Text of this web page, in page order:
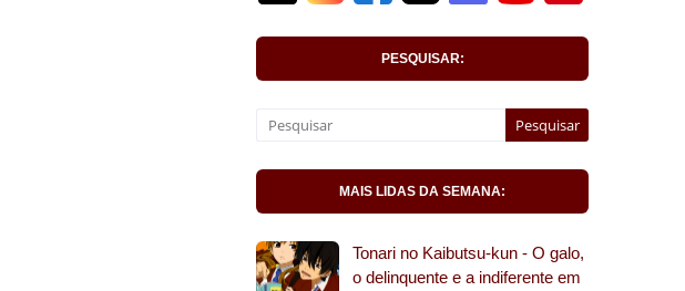
PESQUISAR:
MAIS LIDAS DA SEMANA:
Tonari no Kaibutsu-kun - O galo,
o delinquente e a indiferente em